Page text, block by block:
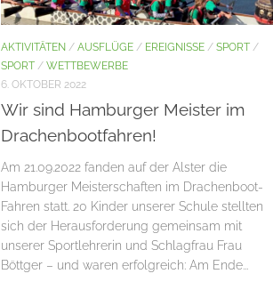
AKTIVITÄTEN / AUSFLÜGE / EREIGNISSE / SPORT /
SPORT / WETTBEWERBE
6. OKTOBER 2022
Wir sind Hamburger Meister im
Drachenbootfahren!
Am 21.09.2022 fanden auf der Alster die
Hamburger Meisterschaften im Drachenboot-
Fahren statt. 20 Kinder unserer Schule stellten
sich der Herausforderung gemeinsam mit
unserer Sportlehrerin und Schlagfrau Frau
Böttger – und waren erfolgreich: Am Ende...